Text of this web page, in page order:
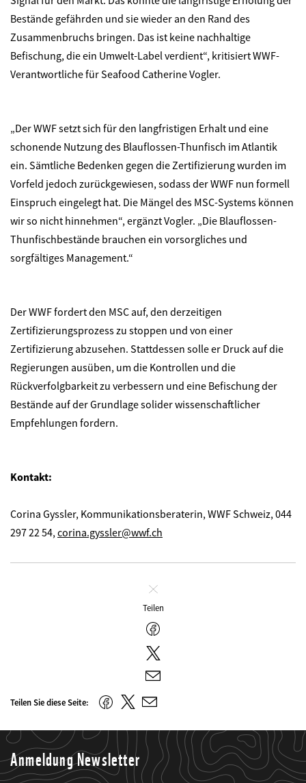
Bestände gefährden und sie wieder an den Rand des
Zusammenbruchs bringen. Das ist keine nachhaltige
Befischung, die ein Umwelt-Label verdient“, kritisiert WWF-
Verantwortliche für Seafood Catherine Vogler.
„Der WWF setzt sich für den langfristigen Erhalt und eine
schonende Nutzung des Blauflossen-Thunfisch im Atlantik
ein. Sämtliche Bedenken gegen die Zertifizierung wurden im
Vorfeld jedoch zurückgewiesen, sodass der WWF nun formell
Einspruch eingelegt hat. Die Mängel des MSC-Systems können
wir so nicht hinnehmen“, ergänzt Vogler. „Die Blauflossen-
Thunfischbestände brauchen ein vorsorgliches und
sorgfältiges Management.“
Der WWF fordert den MSC auf, den derzeitigen
Zertifizierungsprozess zu stoppen und von einer
Zertifizierung abzusehen. Stattdessen solle er Druck auf die
Regierungen ausüben, um die Kontrollen und die
Rückverfolgbarkeit zu verbessern und eine Befischung der
Bestände auf der Grundlage solider wissenschaftlicher
Empfehlungen fordern.
Kontakt:
Corina Gyssler, Kommunikationsberaterin, WWF Schweiz, 044
297 22 54, corina.gyssler@wwf.ch
Schliessen
Teilen
Facebook
Twitter
E-
Mail
Teilen Sie diese Seite: FacebookTwitter
E-
Anmeldung Newsletter